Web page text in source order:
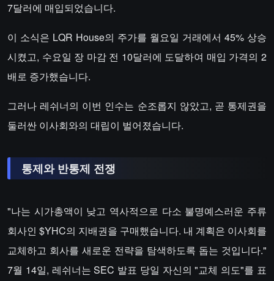
7달러에 매입되었습니다.
이 소식은 LQR House의 주가를 월요일 거래에서 45% 상승
시켰고, 수요일 장 마감 전 10달러에 도달하여 매입 가격의 2
배로 증가했습니다.
그러나 레쉬너의 이번 인수는 순조롭지 않았고, 곧 통제권을
둘러싼 이사회와의 대립이 벌어졌습니다.
통제와 반통제 전쟁
"나는 시가총액이 낮고 역사적으로 다소 불명예스러운 주류
회사인 $YHC의 지배권을 구매했습니다. 내 계획은 이사회를
교체하고 회사를 새로운 전략을 탐색하도록 돕는 것입니다."
7월 14일, 레쉬너는 SEC 발표 당일 자신의 "교체 의도"를 표